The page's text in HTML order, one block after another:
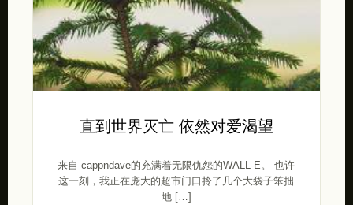
直到世界灭亡 依然对爱渴望
来自 cappndave的充满着无限仇怨的WALL-E。 也许
这一刻，我正在庞大的超市门口拎了几个大袋子笨拙
地 […]